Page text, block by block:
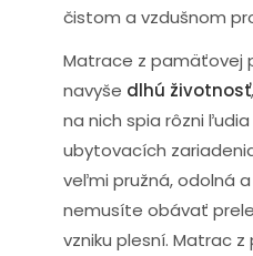
čistom a vzdušnom
Matrace z pamäťovej
navyše dlhú životnosť
na nich spia rôzni
ubytovacích
veľmi pružná, odolná
nemusíte obávať
vzniku plesní. Matrac